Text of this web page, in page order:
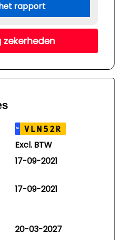
rapport
zekerheden
NL VLN52R
Excl. BTW
17-09-2021
17-09-2021
20-03-2027